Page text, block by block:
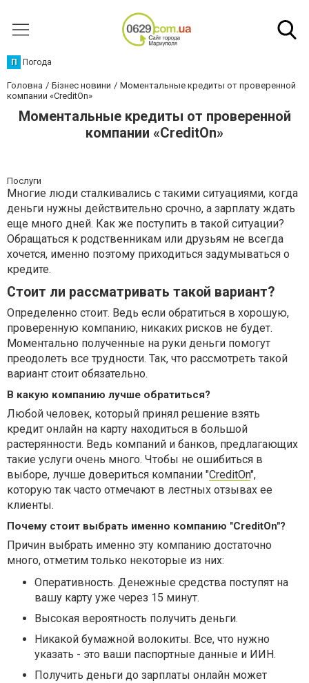
П Погода
Головна Бізнес новини
Моментальные кредиты от проверенной
компании «CreditOn»
Моментальные кредиты от проверенной
компании «CreditOn»
Послуги
Многие люди сталкивались с такими ситуациями, когда
деньги нужны действительно срочно, а зарплату ждать
еще много дней. Как же поступить в такой ситуации?
Обращаться к родственникам или друзьям не всегда
хочется, именно поэтому приходиться задумываться о
кредите.
Стоит ли рассматривать такой вариант?
Определенно стоит. Ведь если обратиться в хорошую,
проверенную компанию, никаких рисков не будет.
Моментально полученные на руки деньги помогут
преодолеть все трудности. Так, что рассмотреть такой
вариант стоит обязательно.
В какую компанию лучше обратиться?
Любой человек, который принял решение взять
кредит онлайн на карту находиться в большой
растерянности. Ведь компаний и банков, предлагающих
такие услуги очень много. Чтобы не ошибиться в
выборе, лучше довериться компании "CreditOn",
которую так часто отмечают в лестных отзывах ее
клиенты.
Почему стоит выбрать именно компанию "CreditOn"?
Причин выбрать именно эту компанию достаточно
много, отметим только некоторые из них:
Оперативность. Денежные средства поступят на
вашу карту уже через 15 минут.
Высокая вероятность получить деньги.
Никакой бумажной волокиты. Все, что нужно
указать - это ваши паспортные данные и ИИН.
Получить деньги до зарплаты онлайн может